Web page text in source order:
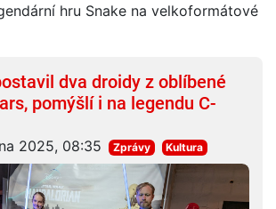
hru Snake na velkoformátové
dva droidy z oblíbené
pomýšlí i na legendu C-
2025, 08:35 Zprávy Kultura